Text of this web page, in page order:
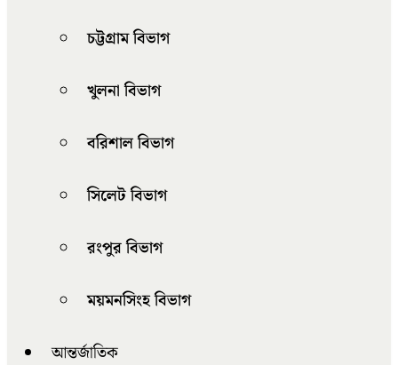
চট্টগ্রাম বিভাগ
খুলনা বিভাগ
বরিশাল বিভাগ
সিলেট বিভাগ
রংপুর বিভাগ
ময়মনসিংহ বিভাগ
আন্তর্জাতিক